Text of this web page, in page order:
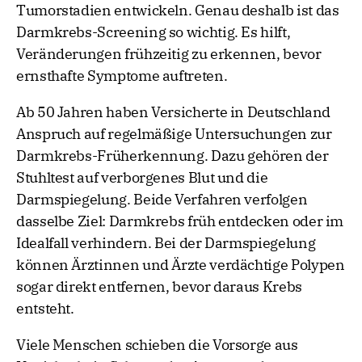
Tumorstadien entwickeln. Genau deshalb ist das
Darmkrebs-Screening so wichtig. Es hilft,
Veränderungen frühzeitig zu erkennen, bevor
ernsthafte Symptome auftreten.
Ab 50 Jahren haben Versicherte in Deutschland
Anspruch auf regelmäßige Untersuchungen zur
Darmkrebs-Früherkennung. Dazu gehören der
Stuhltest auf verborgenes Blut und die
Darmspiegelung. Beide Verfahren verfolgen
dasselbe Ziel: Darmkrebs früh entdecken oder im
Idealfall verhindern. Bei der Darmspiegelung
können Ärztinnen und Ärzte verdächtige Polypen
sogar direkt entfernen, bevor daraus Krebs
entsteht.
Viele Menschen schieben die Vorsorge aus